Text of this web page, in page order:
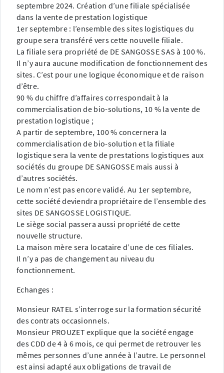
septembre 2024. Création d’une filiale spécialisée
dans la vente de prestation logistique
1er septembre : l’ensemble des sites logistiques du
groupe sera transféré vers cette nouvelle filiale.
La filiale sera propriété de DE SANGOSSE SAS à 100 %.
Il n’y aura aucune modification de fonctionnement des
sites. C’est pour une logique économique et de raison
d’être.
90 % du chiffre d’affaires correspondait à la
commercialisation de bio-solutions, 10 % la vente de
prestation logistique ;
A partir de septembre, 100 % concernera la
commercialisation de bio-solution et la filiale
logistique sera la vente de prestations logistiques aux
sociétés du groupe DE SANGOSSE mais aussi à
d’autres sociétés.
Le nom n’est pas encore validé. Au 1er septembre,
cette société deviendra propriétaire de l’ensemble des
sites DE SANGOSSE LOGISTIQUE.
Le siège social passera aussi propriété de cette
nouvelle structure.
La maison mère sera locataire d’une de ces filiales.
Il n’y a pas de changement au niveau du
fonctionnement.
Echanges :
Monsieur RATEL s’interroge sur la formation sécurité
des contrats occasionnels.
Monsieur PROUZET explique que la société engage
des CDD de 4 à 6 mois, ce qui permet de retrouver les
mêmes personnes d’une année à l’autre. Le personnel
est ainsi adapté aux obligations de travail de